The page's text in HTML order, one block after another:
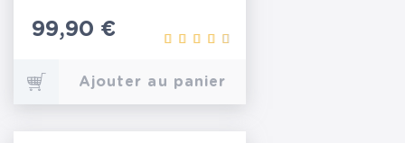
Prix
99,90 €
Ajouter au panier